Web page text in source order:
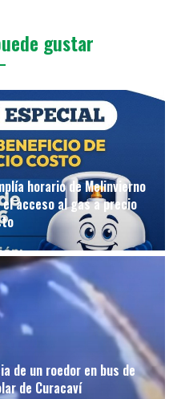
gustar
horario de Melinvierno
acceso al gas a precio
de un roedor en bus de
de Curacaví